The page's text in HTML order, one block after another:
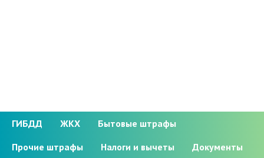
ГИБДД ЖКХ
Бытовые штрафы
Прочие штрафы
Налоги и вычеты Документы